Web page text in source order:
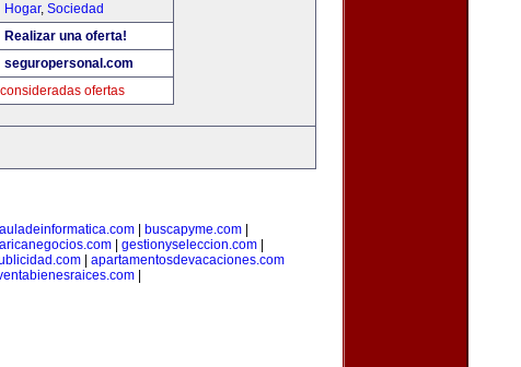
Hogar, Sociedad
Realizar una oferta!
seguropersonal.com
ofertas
auladeinformatica.com| buscapyme.com|
| gestionyseleccion.com|
apartamentosdevacaciones.com
|